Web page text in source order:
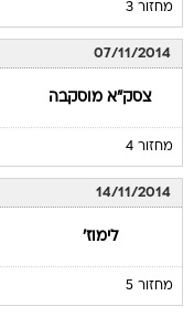
מחזור 3
07/11/2014
צסק"א מוסקבה
מחזור 4
14/11/2014
לימוז'
מחזור 5